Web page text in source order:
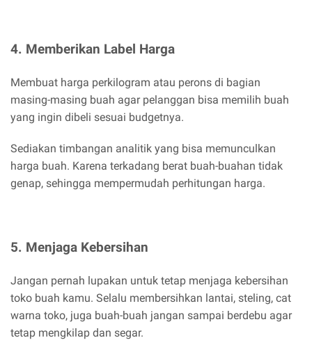
4. Memberikan Label Harga
Membuat harga perkilogram atau perons di bagian
masing-masing buah agar pelanggan bisa memilih buah
yang ingin dibeli sesuai budgetnya.
Sediakan timbangan analitik yang bisa memunculkan
harga buah. Karena terkadang berat buah-buahan tidak
genap, sehingga mempermudah perhitungan harga.
5. Menjaga Kebersihan
Jangan pernah lupakan untuk tetap menjaga kebersihan
toko buah kamu. Selalu membersihkan lantai, steling, cat
warna toko, juga buah-buah jangan sampai berdebu agar
tetap mengkilap dan segar.